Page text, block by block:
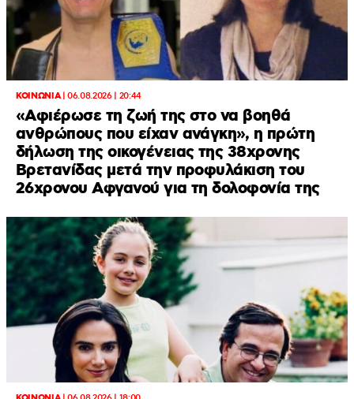
ΚΟΙΝΩΝΙΑ|06.08.2026 | 20:44
«Αφιέρωσε τη ζωή της στο να βοηθά
ανθρώπους που είχαν ανάγκη», η πρώτη
δήλωση της οικογένειας της 38χρονης
Βρετανίδας μετά την προφυλάκιση του
26χρονου Αφγανού για τη δολοφονία της